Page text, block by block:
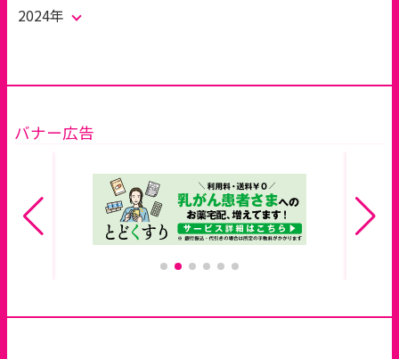
2024年
バナー広告